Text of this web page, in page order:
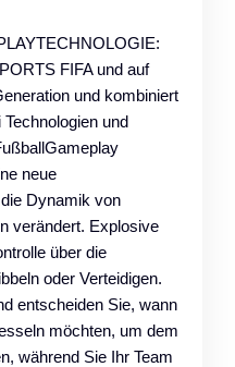
FIFA und auf
und kombiniert
und
neue
Dynamik von
verändert. Explosive
über die
oder Verteidigen.
entscheiden Sie, wann
möchten, um dem
während Sie Ihr Team